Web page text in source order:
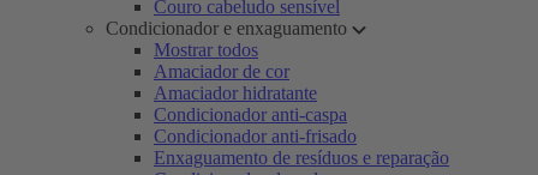
Couro cabeludo sensível
Condicionador e enxaguamento
Mostrar todos
Amaciador de cor
Amaciador hidratante
Condicionador anti-caspa
Condicionador anti-frisado
Enxaguamento de resíduos e reparação